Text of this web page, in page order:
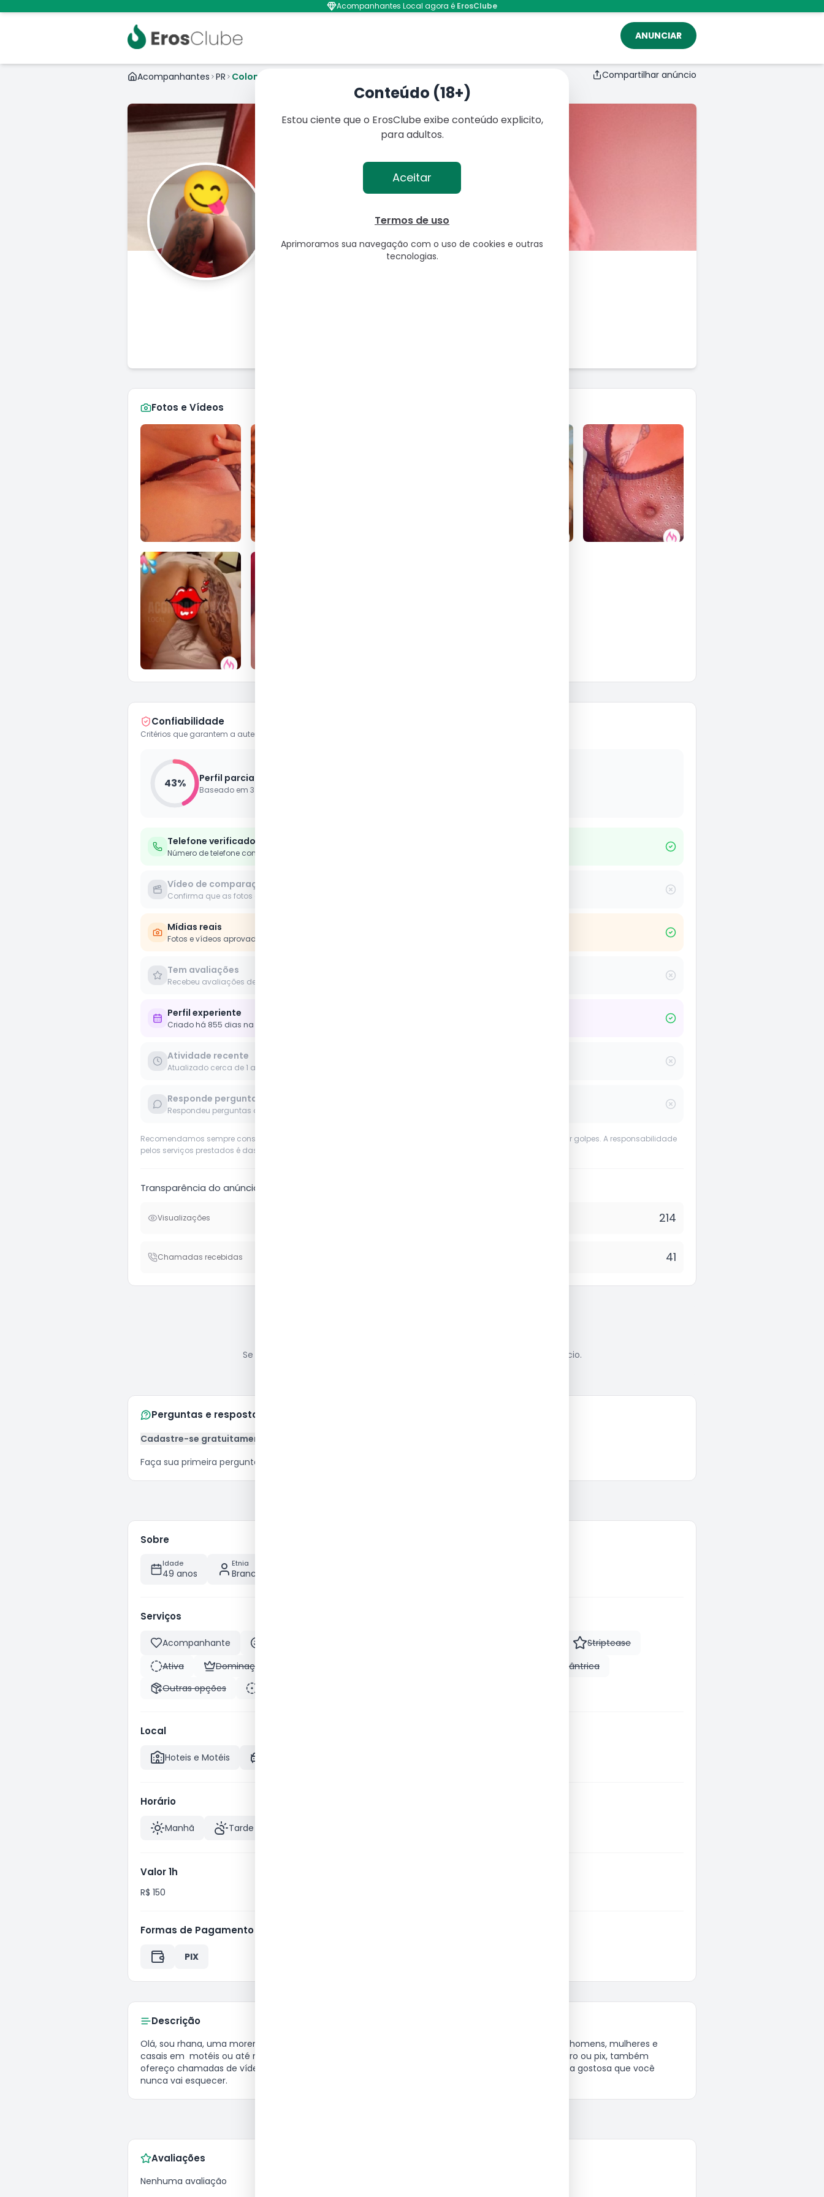
Conteúdo (18+)
Estou ciente que o ErosClube exibe conteúdo explicito,
para adultos.
Aceitar
Termos de uso
Aprimoramos sua navegação com o uso de cookies e outras
tecnologias.
ANUNCIAR
Acompanhantes Local agora é ErosClube
Acompanhantes PR Colombo Compartilhar anúncio
Fotos e Vídeos
Confiabilidade
Critérios que garantem a autenticidade deste perfil
43% Perfil parcialmente verificado
Baseado em 3
Telefone verificado
Número de telefone confirmado pela plataforma
Vídeo de comparação
Confirma que as fotos e vídeos são reais
Mídias reais
Fotos e vídeos aprovados pela moderação
Tem avaliações
Recebeu avaliações de clientes
Perfil experiente
Criado há 855 dias na plataforma
Atividade recente
Atualizado cerca de 1 ano
Responde perguntas
Respondeu perguntas de usuários
Recomendamos sempre considerar o vídeo de verificação ao escolher. Evite depósitos antecipados para prevenir golpes. A responsabilidade
pelos serviços prestados é das próprias anunciantes.
Transparência do anúncio
Visualizações 214
Chamadas recebidas 41
Se você identificou conteúdo inadequado ou suspeito, denuncie este anúncio.
Perguntas e respostas
Cadastre-se gratuitamente
Faça sua primeira pergunta
Sobre
Idade
49 anos
Etnia
Branca
Serviços
Acompanhante
Striptease
Ativa
Dominação
Massagem Tântrica
Outras opções
Local
Hoteis e Motéis
Horário
Manhã Tarde
Valor 1h
R$ 150
Formas de Pagamento
PIX
Descrição
olá, sou rhana, uma morena experiente de 49 anos, pronta para satisfazer os seus desejos. atendo homens, mulheres e
casais em  motéis ou até mesmo no seu carro. além de dois métodos de pagamento, como dinheiro ou pix, também
ofereço chamadas de vídeo para intensificar nosso encontro. deixe-me proporcionar uma rapidinha gostosa que você
nunca vai esquecer.
Avaliações
Nenhuma avaliação